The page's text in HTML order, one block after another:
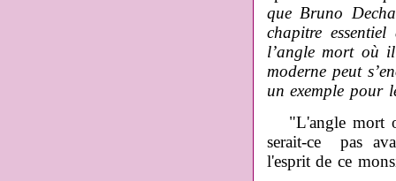
que Bruno
chapitre
l’angle mort où
moderne peut
un exemple pour
"L'angle mort
serait-ce pas
l'esprit de ce